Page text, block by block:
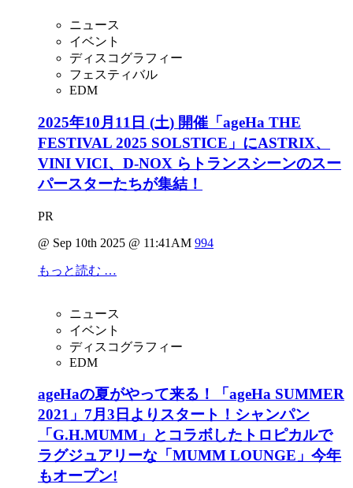
ニュース
イベント
ディスコグラフィー
フェスティバル
EDM
2025年10月11日 (土) 開催「ageHa THE
FESTIVAL 2025 SOLSTICE」にASTRIX、
VINI VICI、D-NOX らトランスシーンのスー
パースターたちが集結！
PR
@ Sep 10th 2025 @ 11:41AM 994
もっと読む …
ニュース
イベント
ディスコグラフィー
EDM
ageHaの夏がやって来る！「ageHa SUMMER
2021」7月3日よりスタート！シャンパン
「G.H.MUMM」とコラボしたトロピカルで
ラグジュアリーな「MUMM LOUNGE」今年
もオープン!